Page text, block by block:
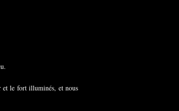
et le fort illuminés, et nous